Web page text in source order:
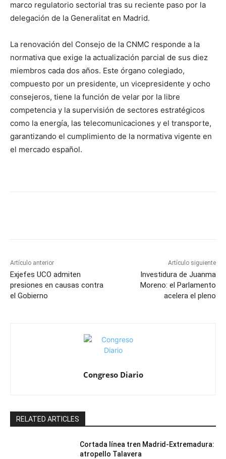
marco regulatorio sectorial tras su reciente paso por la
delegación de la Generalitat en Madrid.
La renovación del Consejo de la CNMC responde a la
normativa que exige la actualización parcial de sus diez
miembros cada dos años. Este órgano colegiado,
compuesto por un presidente, un vicepresidente y ocho
consejeros, tiene la función de velar por la libre
competencia y la supervisión de sectores estratégicos
como la energía, las telecomunicaciones y el transporte,
garantizando el cumplimiento de la normativa vigente en
el mercado español.
Artículo anterior
Exjefes UCO admiten
presiones en causas contra
el Gobierno
Artículo siguiente
Investidura de Juanma
Moreno: el Parlamento
acelera el pleno
Congreso Diario
RELATED ARTICLES
Cortada línea tren Madrid-Extremadura:
atropello Talavera